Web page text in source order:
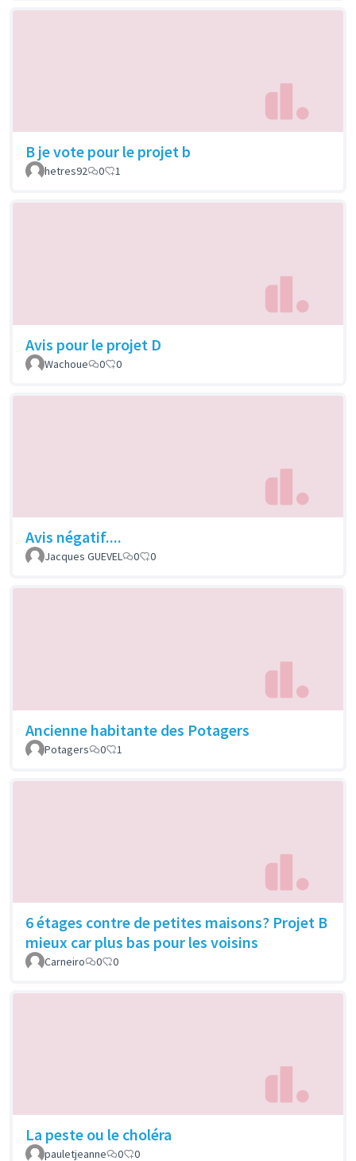
B je vote pour le projet b
hetres92 0 1
Avis pour le projet D
Wachoue 0 0
Avis négatif....
Jacques GUEVEL 0 0
Ancienne habitante des Potagers
Potagers 0 1
6 étages contre de petites maisons? Projet B
mieux car plus bas pour les voisins
Carneiro 0 0
La peste ou le choléra
pauletjeanne 0 0